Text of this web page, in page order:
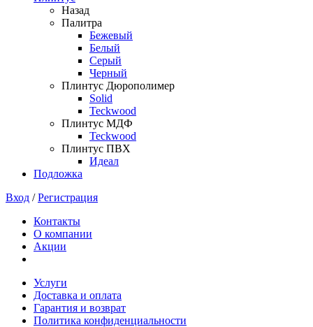
Назад
Палитра
Бежевый
Белый
Серый
Черный
Плинтус Дюрополимер
Solid
Teckwood
Плинтус МДФ
Teckwood
Плинтус ПВХ
Идеал
Подложка
Вход /Регистрация
Контакты
О компании
Акции
Услуги
Доставка и оплата
Гарантия и возврат
Политика конфиденциальности